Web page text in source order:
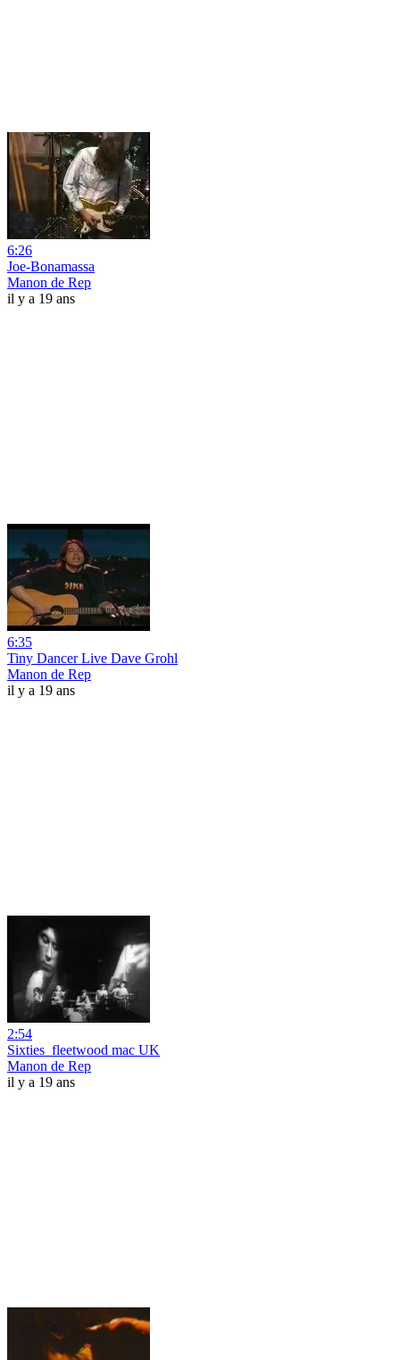
6:26
Joe-Bonamassa
Manon de Rep
il y a 19 ans
6:35
Tiny Dancer Live Dave Grohl
Manon de Rep
il y a 19 ans
2:54
Sixties_fleetwood mac UK
Manon de Rep
il y a 19 ans